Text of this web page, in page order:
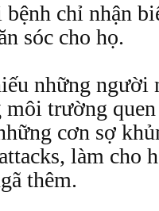
chỉ nhận
sóc cho họ.
những người
môi trường
cơn sợ
làm cho
thêm.